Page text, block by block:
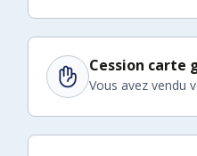
Cession carte
Vous avez vendu